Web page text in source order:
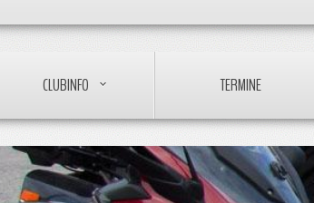
CLUBINFO TERMINE